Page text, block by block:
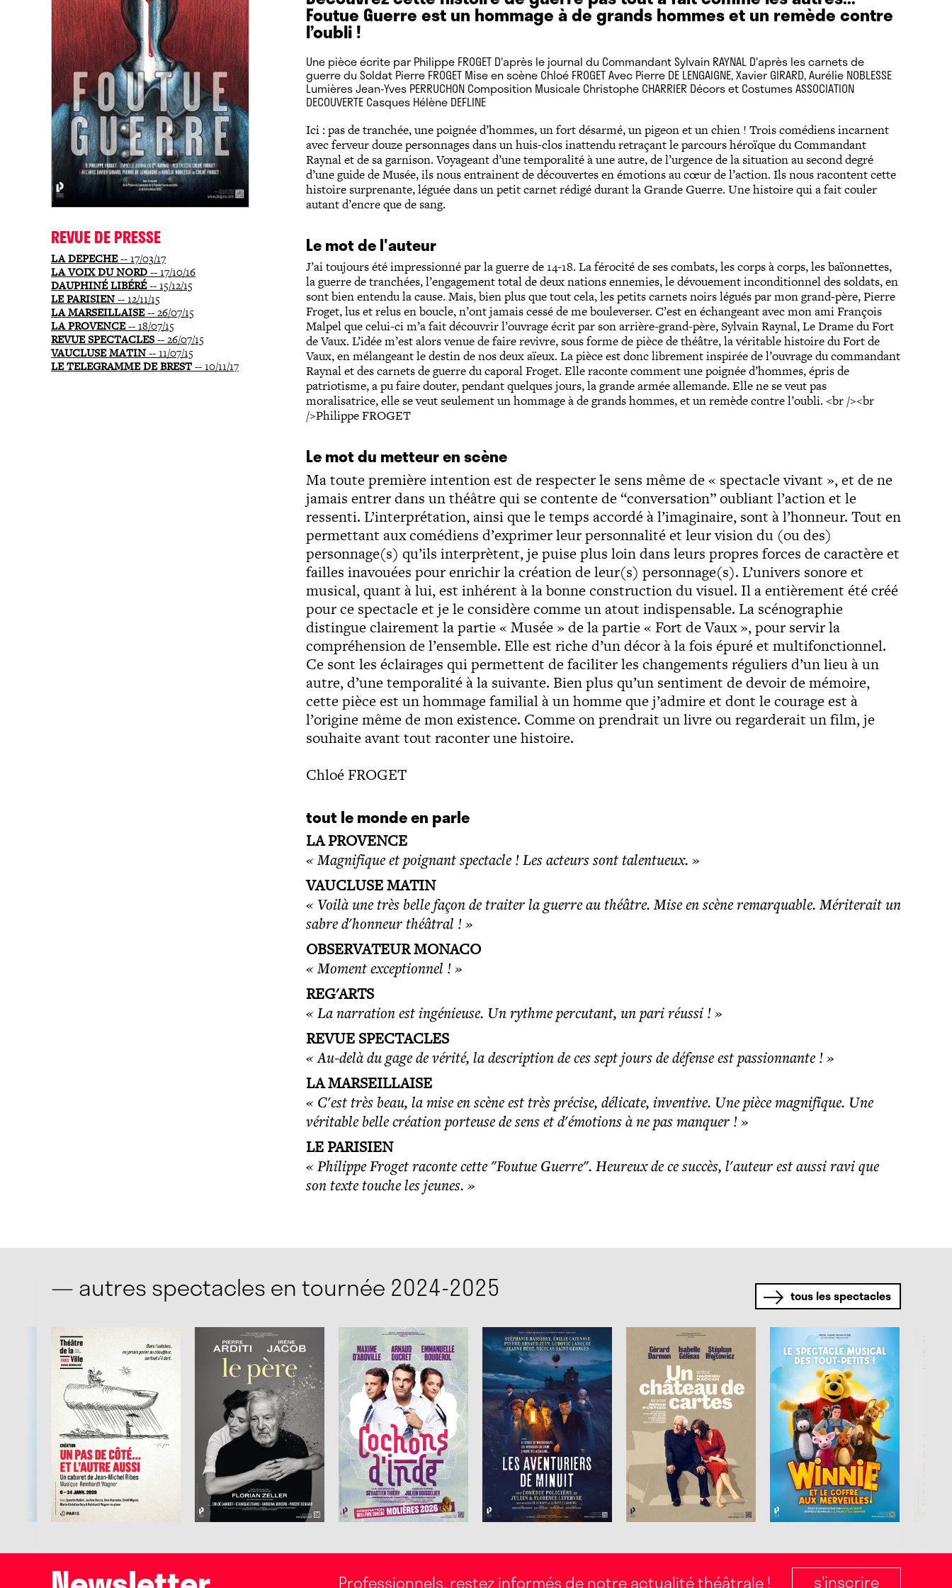
Foutue Guerre est un hommage à de grands hommes et un remède contre
l’oubli !
Une pièce écrite par Philippe FROGET D'après le journal du Commandant Sylvain RAYNAL D'après les carnets de
guerre du Soldat Pierre FROGET Mise en scène Chloé FROGET Avec Pierre DE LENGAIGNE, Xavier GIRARD, Aurélie NOBLESSE
Lumières Jean-Yves PERRUCHON Composition Musicale Christophe CHARRIER Décors et Costumes ASSOCIATION
DECOUVERTE Casques Hélène DEFLINE
Ici : pas de tranchée, une poignée d’hommes, un fort désarmé, un pigeon et un chien ! Trois comédiens incarnent
avec ferveur douze personnages dans un huis-clos inattendu retraçant le parcours héroïque du Commandant
Raynal et de sa garnison. Voyageant d’une temporalité à une autre, de l’urgence de la situation au second degré
d’une guide de Musée, ils nous entrainent de découvertes en émotions au cœur de l’action. Ils nous racontent cette
histoire surprenante, léguée dans un petit carnet rédigé durant la Grande Guerre. Une histoire qui a fait couler
autant d’encre que de sang.
Le mot de l'auteur
J’ai toujours été impressionné par la guerre de 14-18. La férocité de ses combats, les corps à corps, les baïonnettes,
la guerre de tranchées, l’engagement total de deux nations ennemies, le dévouement inconditionnel des soldats, en
sont bien entendu la cause. Mais, bien plus que tout cela, les petits carnets noirs légués par mon grand-père, Pierre
Froget, lus et relus en boucle, n’ont jamais cessé de me bouleverser. C’est en échangeant avec mon ami François
Malpel que celui-ci m’a fait découvrir l’ouvrage écrit par son arrière-grand-père, Sylvain Raynal, Le Drame du Fort
de Vaux. L’idée m’est alors venue de faire revivre, sous forme de pièce de théâtre, la véritable histoire du Fort de
Vaux, en mélangeant le destin de nos deux aïeux. La pièce est donc librement inspirée de l’ouvrage du commandant
Raynal et des carnets de guerre du caporal Froget. Elle raconte comment une poignée d’hommes, épris de
patriotisme, a pu faire douter, pendant quelques jours, la grande armée allemande. Elle ne se veut pas
moralisatrice, elle se veut seulement un hommage à de grands hommes, et un remède contre l’oubli. <br /><br
/>Philippe FROGET
Le mot du metteur en scène
Ma toute première intention est de respecter le sens même de « spectacle vivant », et de ne
jamais entrer dans un théâtre qui se contente de “conversation” oubliant l’action et le
ressenti. L’interprétation, ainsi que le temps accordé à l’imaginaire, sont à l’honneur. Tout en
permettant aux comédiens d’exprimer leur personnalité et leur vision du (ou des)
personnage(s) qu’ils interprètent, je puise plus loin dans leurs propres forces de caractère et
failles inavouées pour enrichir la création de leur(s) personnage(s). L’univers sonore et
musical, quant à lui, est inhérent à la bonne construction du visuel. Il a entièrement été créé
pour ce spectacle et je le considère comme un atout indispensable. La scénographie
distingue clairement la partie « Musée » de la partie « Fort de Vaux », pour servir la
compréhension de l’ensemble. Elle est riche d’un décor à la fois épuré et multifonctionnel.
Ce sont les éclairages qui permettent de faciliter les changements réguliers d’un lieu à un
autre, d’une temporalité à la suivante. Bien plus qu’un sentiment de devoir de mémoire,
cette pièce est un hommage familial à un homme que j’admire et dont le courage est à
l’origine même de mon existence. Comme on prendrait un livre ou regarderait un film, je
souhaite avant tout raconter une histoire.
Chloé FROGET
tout le monde en parle
LA PROVENCE
« Magnifique et poignant spectacle ! Les acteurs sont talentueux. »
VAUCLUSE MATIN
« Voilà une très belle façon de traiter la guerre au théâtre. Mise en scène remarquable. Mériterait un
sabre d'honneur théâtral ! »
OBSERVATEUR MONACO
« Moment exceptionnel ! »
REG'ARTS
« La narration est ingénieuse. Un rythme percutant, un pari réussi ! »
REVUE SPECTACLES
« Au-delà du gage de vérité, la description de ces sept jours de défense est passionnante ! »
LA MARSEILLAISE
« C'est très beau, la mise en scène est très précise, délicate, inventive. Une pièce magnifique. Une
véritable belle création porteuse de sens et d'émotions à ne pas manquer ! »
LE PARISIEN
« Philippe Froget raconte cette "Foutue Guerre". Heureux de ce succès, l'auteur est aussi ravi que
son texte touche les jeunes. »
REVUE DE PRESSE
LA DEPECHE-- 17/03/17
LA VOIX DU NORD-- 17/10/16
DAUPHINÉ LIBÉRÉ-- 15/12/15
LE PARISIEN-- 12/11/15
LA MARSEILLAISE-- 26/07/15
LA PROVENCE-- 18/07/15
REVUE SPECTACLES-- 26/07/15
VAUCLUSE MATIN-- 11/07/15
LE TELEGRAMME DE BREST-- 10/11/17
— autres spectacles en tournée 2024-2025 tous les spectacles
Professionnels, restez informés de notre actualité théâtrale ! s'inscrire